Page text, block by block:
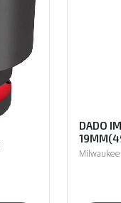
DADO
Milwaukee